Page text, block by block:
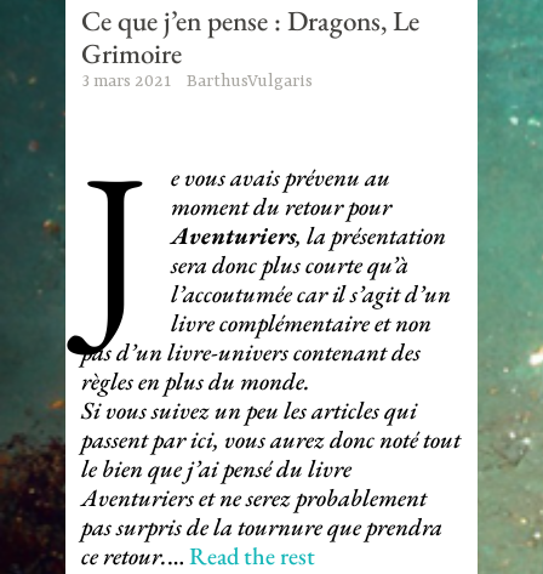
Ce que j’en pense : Dragons, Le
Grimoire
3 mars 2021 BarthusVulgaris
J
e vous avais prévenu au
moment du retour pour
Aventuriers, la présentation
sera donc plus courte qu’à
l’accoutumée car il s’agit d’un
livre complémentaire et non
pas d’un livre-univers contenant des
règles en plus du monde.
Si vous suivez un peu les articles qui
passent par ici, vous aurez donc noté tout
le bien que j’ai pensé du livre
Aventuriers et ne serez probablement
pas surpris de la tournure que prendra
ce retour.…Read the rest